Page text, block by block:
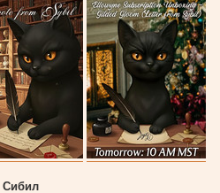
Сибил